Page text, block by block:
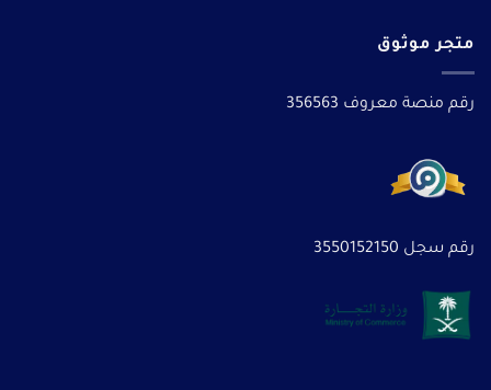
متجر موثوق
رقم منصة معروف 356563
رقم سجل 3550152150